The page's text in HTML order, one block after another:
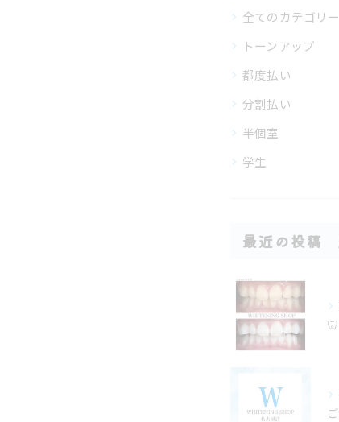
全てのカテゴリー
トーンアップ
都度払い
分割払い
半個室
学生
最近の投稿